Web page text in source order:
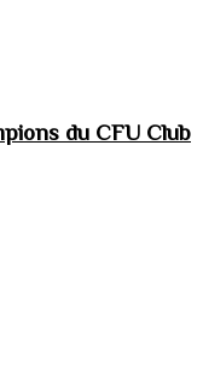
du CFU Club